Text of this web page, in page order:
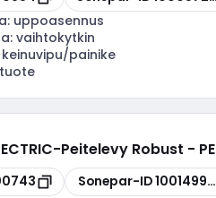
uppoasennus
vaihtokytkin
keinuvipu/painike
-Peitelevy Robust -
Kopioi
Sonepar-ID